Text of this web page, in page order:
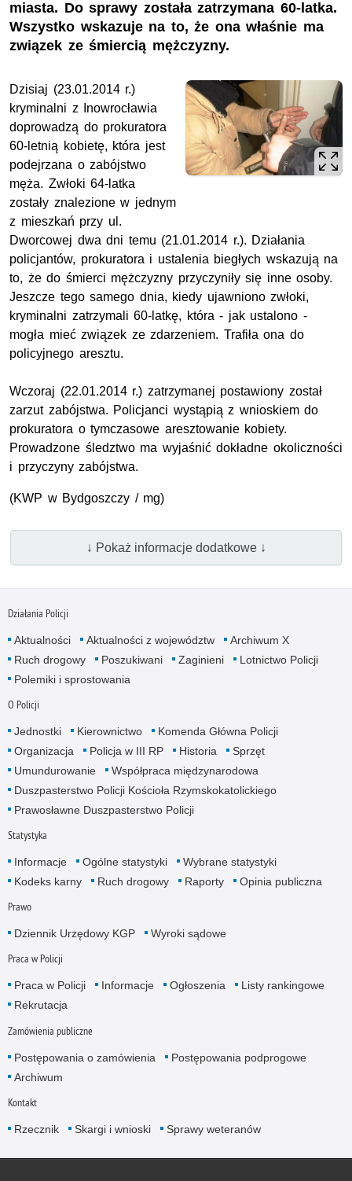
miasta. Do sprawy została zatrzymana 60-latka.
Wszystko wskazuje na to, że ona właśnie ma
związek ze śmiercią mężczyzny.
Dzisiaj (23.01.2014 r.)
kryminalni z Inowrocławia
doprowadzą do prokuratora
60-letnią kobietę, która jest
podejrzana o zabójstwo
męża. Zwłoki 64-latka
zostały znalezione w jednym
z mieszkań przy ul.
Dworcowej dwa dni temu (21.01.2014 r.). Działania
policjantów, prokuratora i ustalenia biegłych wskazują na
to, że do śmierci mężczyzny przyczyniły się inne osoby.
Jeszcze tego samego dnia, kiedy ujawniono zwłoki,
kryminalni zatrzymali 60-latkę, która - jak ustalono -
mogła mieć związek ze zdarzeniem. Trafiła ona do
policyjnego aresztu.
Wczoraj (22.01.2014 r.) zatrzymanej postawiony został
zarzut zabójstwa. Policjanci wystąpią z wnioskiem do
prokuratora o tymczasowe aresztowanie kobiety.
Prowadzone śledztwo ma wyjaśnić dokładne okoliczności
i przyczyny zabójstwa.
(KWP w Bydgoszczy / mg)
↓ Pokaż informacje dodatkowe ↓
Działania Policji
Aktualności Aktualności z województw
Archiwum X
Ruch drogowy
Poszukiwani Zaginieni
Lotnictwo Policji
Polemiki i sprostowania
O Policji
Jednostki Kierownictwo
Komenda Główna Policji
Organizacja
Policja w III RP Historia
Sprzęt
Umundurowanie
Współpraca międzynarodowa
Duszpasterstwo Policji Kościoła Rzymskokatolickiego
Prawosławne Duszpasterstwo Policji
Statystyka
Informacje Ogólne statystyki
Wybrane statystyki
Kodeks karny
Ruch drogowy Raporty Opinia publiczna
Prawo
Dziennik Urzędowy KGP Wyroki sądowe
Praca w Policji
Praca w Policji Informacje Ogłoszenia
Listy rankingowe
Rekrutacja
Zamówienia publiczne
Postępowania o zamówienia
Postępowania podprogowe
Archiwum
Kontakt
Rzecznik Skargi i wnioski Sprawy weteranów